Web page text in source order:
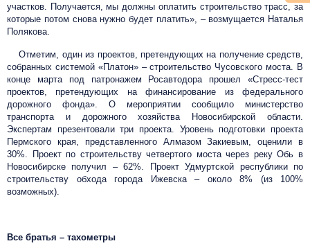
участков. Получается, мы должны оплатить строительство трасс, за
которые потом снова нужно будет платить», – возмущается Наталья
Полякова.
Отметим, один из проектов, претендующих на получение средств,
собранных системой «Платон» – строительство Чусовского моста. В
конце марта под патронажем Росавтодора прошел «Стресс-тест
проектов, претендующих на финансирование из федерального
дорожного фонда». О мероприятии сообщило министерство
транспорта и дорожного хозяйства Новосибирской области.
Экспертам презентовали три проекта. Уровень подготовки проекта
Пермского края, представленного Алмазом Закиевым, оценили в
30%. Проект по строительству четвертого моста через реку Обь в
Новосибирске получил – 62%. Проект Удмуртской республики по
строительству обхода города Ижевска – около 8% (из 100%
возможных).
Все братья – тахометры